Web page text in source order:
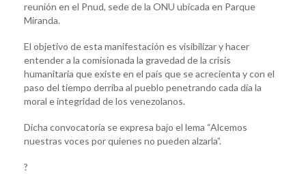
reunión en el Pnud, sede de la ONU ubicada en Parque
Miranda.
El objetivo de esta manifestación es visibilizar y hacer
entender a la comisionada la gravedad de la crisis
humanitaria que existe en el país que se acrecienta y con el
paso del tiempo derriba al pueblo penetrando cada día la
moral e integridad de los venezolanos.
Dicha convocatoria se expresa bajo el lema “Alcemos
nuestras voces por quienes no pueden alzarla”.
?